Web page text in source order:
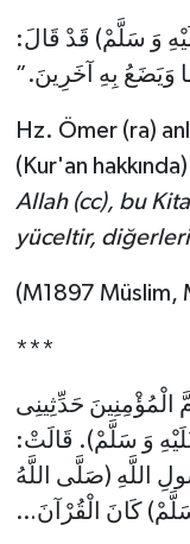
وَ سَلَّمْ) قَدْ قَالَ:
وَيَضَعُ بِهِ آخَرِينَ.”
Hz. Ömer (ra)
(Kur'an
Allah (cc), bu
yüceltir,
(M1897 Müslim,
***
حَدِّثِينِى
وَ سَلَّمْ). قَالَتْ:
اللَّهِ (صَلَّى اللَّهُ
كَانَ الْقُرْآنَ…
Gaziantep
Giresun
Gümüşhane
Hakkari
Hatay
Isparta
İstanbul